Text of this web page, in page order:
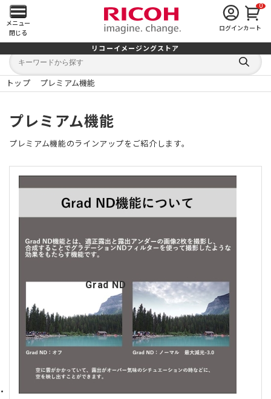
メ
イ
ン
メ
ニ
ュ
ー
を
開
く
メニュー
閉じる
ログイン
0
カート
リコーイメージングストア
キ
ワ
ー
キ
検
索
る
トップ プレミアム機能
プレミアム機能
プレミアム機能のラインアップをご紹介します。
Grad ND